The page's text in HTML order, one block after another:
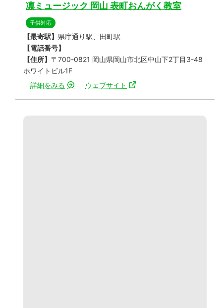
凛ミュージック 岡山 表町おんがく教室
子供対応
【最寄駅】 県庁通り駅、田町駅
【電話番号】
【住所】 〒700-0821 岡山県岡山市北区中山下2丁目3-48
ホワイトビル1F
詳細をみる
ウェブサイト